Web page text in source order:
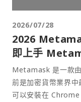
2026/07/28
2026
即上手
Metamask 是一款
前是加密貨幣業界
可以安裝在